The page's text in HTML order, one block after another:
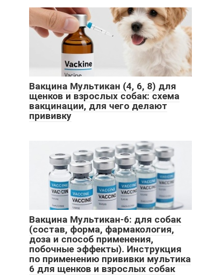
Вакцина Мультикан (4, 6, 8) для
щенков и взрослых собак: схема
вакцинации, для чего делают
прививку
Вакцина Мультикан-6: для собак
(состав, форма, фармакология,
доза и способ применения,
побочные эффекты). Инструкция
по применению прививки мультика
6 для щенков и взрослых собак